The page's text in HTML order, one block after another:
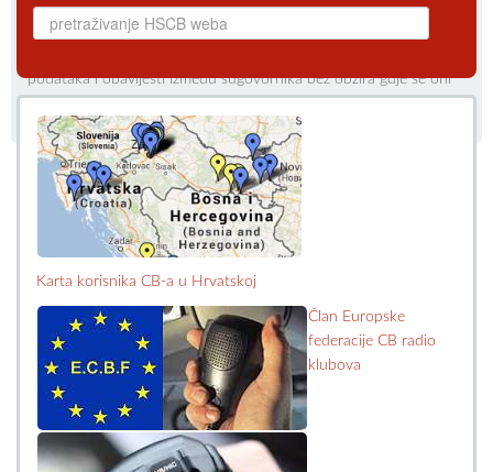
Skype je software koji korisnicima omogućuje brzu i
podataka i obavijesti između sugovornika bez obzira gdje se oni
nalaze.
Karta korisnika CB-a u Hrvatskoj
Član Europske
federacije CB radio
klubova